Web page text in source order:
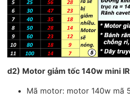
d2) Motor giảm tốc 140w mini
Mã motor: motor 140w mã